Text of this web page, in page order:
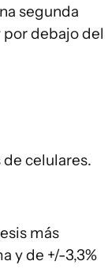
segunda
por debajo del
de celulares.
más
y de +/-3,3%